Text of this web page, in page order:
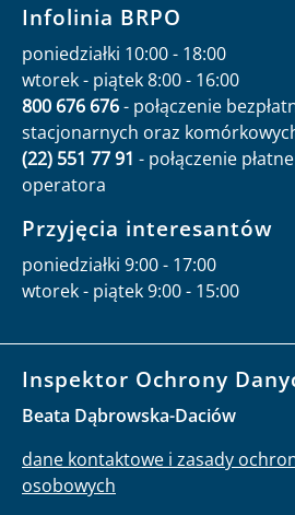
Infolinia BRPO
poniedziałki 10:00 - 18:00
wtorek - piątek 8:00 - 16:00
800 676 676- połączenie
stacjonarnych oraz
(22) 551 77 91 - połączenie
operatora
Przyjęcia interesantów
poniedziałki 9:00 - 17:00
wtorek - piątek 9:00 - 15:00
Inspektor Ochrony
Beata Dąbrowska-Daciów
dane kontaktowe i zasady
osobowych